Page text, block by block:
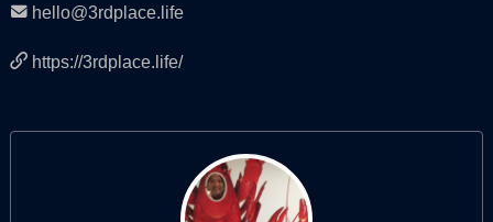
hello@3rdplace.life
https://3rdplace.life/